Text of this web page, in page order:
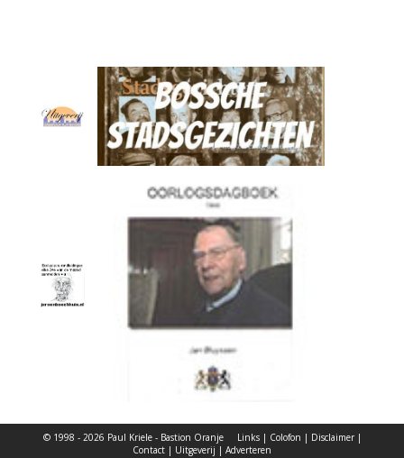
© 1998 - 2026 Paul Kriele - Bastion Oranje Links| Colofon | Disclaimer|
Contact | Uitgeverij | Adverteren